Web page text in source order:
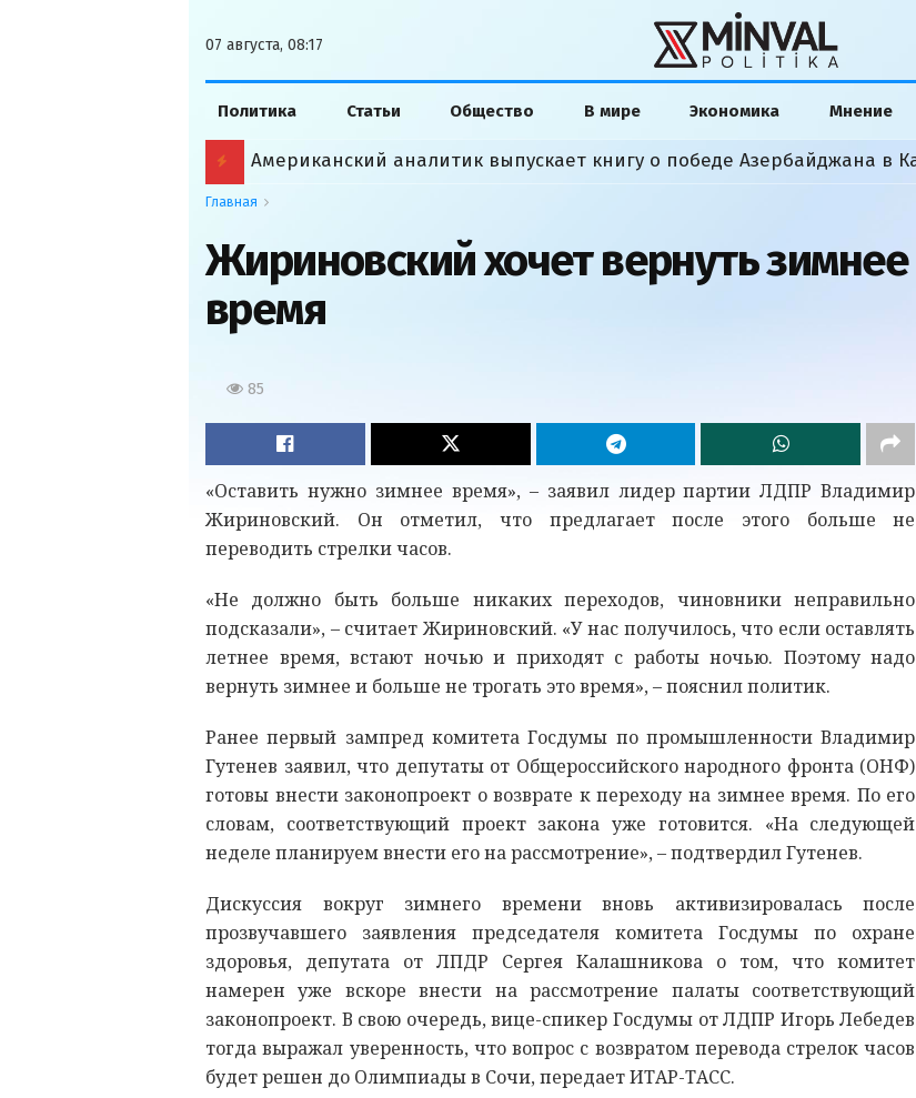
07 августа, 08:17
Политика Статьи Общество В мире Экономика Мнение
Главная
Жириновский хочет вернуть зимнее
время
85
«Оставить нужно зимнее время», – заявил лидер партии ЛДПР Владимир
Жириновский. Он отметил, что предлагает после этого больше не
переводить стрелки часов.
«Не должно быть больше никаких переходов, чиновники неправильно
подсказали», – считает Жириновский. «У нас получилось, что если оставлять
летнее время, встают ночью и приходят с работы ночью. Поэтому надо
вернуть зимнее и больше не трогать это время», – пояснил политик.
Ранее первый зампред комитета Госдумы по промышленности Владимир
Гутенев заявил, что депутаты от Общероссийского народного фронта (ОНФ)
готовы внести законопроект о возврате к переходу на зимнее время. По его
словам, соответствующий проект закона уже готовится. «На следующей
неделе планируем внести его на рассмотрение», – подтвердил Гутенев.
Дискуссия вокруг зимнего времени вновь активизировалась после
прозвучавшего заявления председателя комитета Госдумы по охране
здоровья, депутата от ЛПДР Сергея Калашникова о том, что комитет
намерен уже вскоре внести на рассмотрение палаты соответствующий
законопроект. В свою очередь, вице-спикер Госдумы от ЛДПР Игорь Лебедев
тогда выражал уверенность, что вопрос с возвратом перевода стрелок часов
будет решен до Олимпиады в Сочи, передает ИТАР-ТАСС.